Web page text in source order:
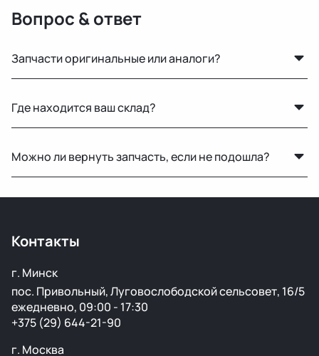
Вопрос & ответ
Запчасти оригинальные или аналоги?
копиями — все детали снимаются с автомобилей с
минимальным пробегом.
Где находится ваш склад?
есть склад в России для ускоренной доставки по РФ.
Можно ли вернуть запчасть, если не подошла?
Контакты
г. Минск
пос. Привольный, Луговослободской сельсовет, 16/5
ежедневно, 09:00 - 17:30
+375 (29) 644-21-90
г. Москва